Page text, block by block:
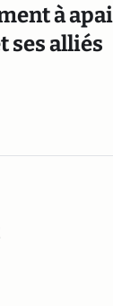
à
ses alliés